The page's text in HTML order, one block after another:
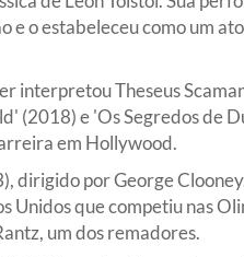
e o estabeleceu como um
interpretou Theseus
(2018) e 'Os Segredos de
em Hollywood.
dirigido por George
Unidos que competiu nas
um dos remadores.